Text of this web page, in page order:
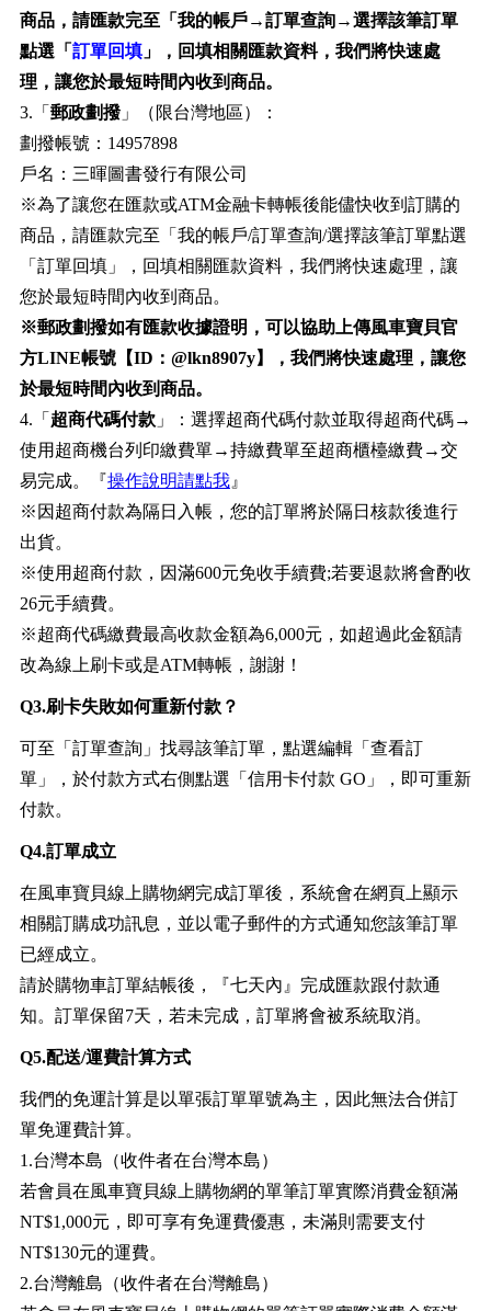
商品，請匯款完至「我的帳戶→訂單查詢→選擇該筆訂單
點選「 訂單回填」，回填相關匯款資料，我們將快速處
理，讓您於最短時間內收到商品。
3.「 郵政劃撥」（限台灣地區）：
劃撥帳號：14957898
戶名：三暉圖書發行有限公司
※為了讓您在匯款或ATM金融卡轉帳後能儘快收到訂購的
商品，請匯款完至「我的帳戶/訂單查詢/選擇該筆訂單點選
「訂單回填」，回填相關匯款資料，我們將快速處理，讓
您於最短時間內收到商品。
※郵政劃撥如有匯款收據證明，可以協助上傳風車寶貝官
方LINE帳號【ID：@lkn8907y】，我們將快速處理，讓您
於最短時間內收到商品。
4.「 超商代碼付款」：選擇超商代碼付款並取得超商代碼→
使用超商機台列印繳費單→持繳費單至超商櫃檯繳費→交
易完成。『操作說明請點我』
※因超商付款為隔日入帳，您的訂單將於隔日核款後進行
出貨。
※使用超商付款，因滿600元免收手續費;若要退款將會酌收
26元手續費。
※超商代碼繳費最高收款金額為6,000元，如超過此金額請
改為線上刷卡或是ATM轉帳，謝謝！
Q3.刷卡失敗如何重新付款？
可至「訂單查詢」找尋該筆訂單，點選編輯「查看訂
單」，於付款方式右側點選「信用卡付款 GO」，即可重新
付款。
Q4.訂單成立
在風車寶貝線上購物網完成訂單後，系統會在網頁上顯示
相關訂購成功訊息，並以電子郵件的方式通知您該筆訂單
已經成立。
請於購物車訂單結帳後，『七天內』完成匯款跟付款通
知。訂單保留7天，若未完成，訂單將會被系統取消。
Q5.配送/運費計算方式
我們的免運計算是以單張訂單單號為主，因此無法合併訂
單免運費計算。
1.台灣本島（收件者在台灣本島）
若會員在風車寶貝線上購物網的單筆訂單實際消費金額滿
NT$1,000元，即可享有免運費優惠，未滿則需要支付
NT$130元的運費。
2.台灣離島（收件者在台灣離島）